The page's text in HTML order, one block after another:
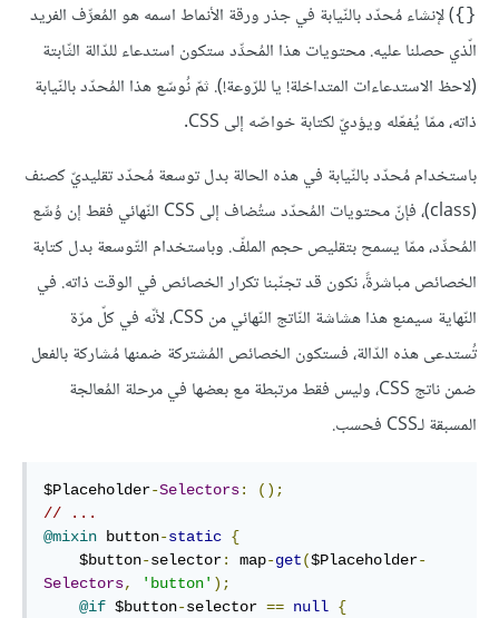
{}‎) لإنشاء مُحدّد بالنّيابة في جذر ورقة الأنماط اسمه هو المُعرِّف الفريد
الّذي حصلنا عليه. محتويات هذا المُحدِّد ستكون استدعاء للدّالة الثّابتة
(لاحظ الاستدعاءات المتداخلة! يا للرّوعة!). ثمّ نُوسّع هذا المُحدّد بالنّيابة
ذاته، ممّا يُفعّله ويؤديّ لكتابة خواصّه إلى CSS.
باستخدام مُحدّد بالنّيابة في هذه الحالة بدل توسعة مُحدّد تقليديّ كصنف
(class)، فإنّ محتويات المُحدّد ستُضاف إلى CSS النّهائي فقط إن وُسِّع
المُحدِّد، ممّا يسمح بتقليص حجم الملفّ. وباستخدام التّوسعة بدل كتابة
الخصائص مباشرةً، نكون قد تجنّبنا تكرار الخصائص في الوقت ذاته. في
النّهاية سيمنع هذا هشاشة النّاتج النّهائي من CSS، لأنّه في كلّ مرّة
تُستدعى هذه الدّالة، فستكون الخصائص المُشتركة ضمنها مُشاركة بالفعل
ضمن ناتج CSS، وليس فقط مرتبطة مع بعضها في مرحلة المُعالجة
المسبقة لـCSS فحسب.
$Placeholder-Selectors:
();
// ...
@mixin button-static {
    $button
-selector: map-get($Placeholder-
Selectors, 'button' );
@if $button-selector == null {